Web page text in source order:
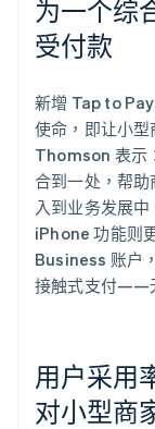
为一个综
受付款
新增 Tap to
使命，即让小型
Thomson 表示
合到一处，帮
入到业务发展
iPhone 功能则
Business 账户
接触式支付——
用户采用
对小型商